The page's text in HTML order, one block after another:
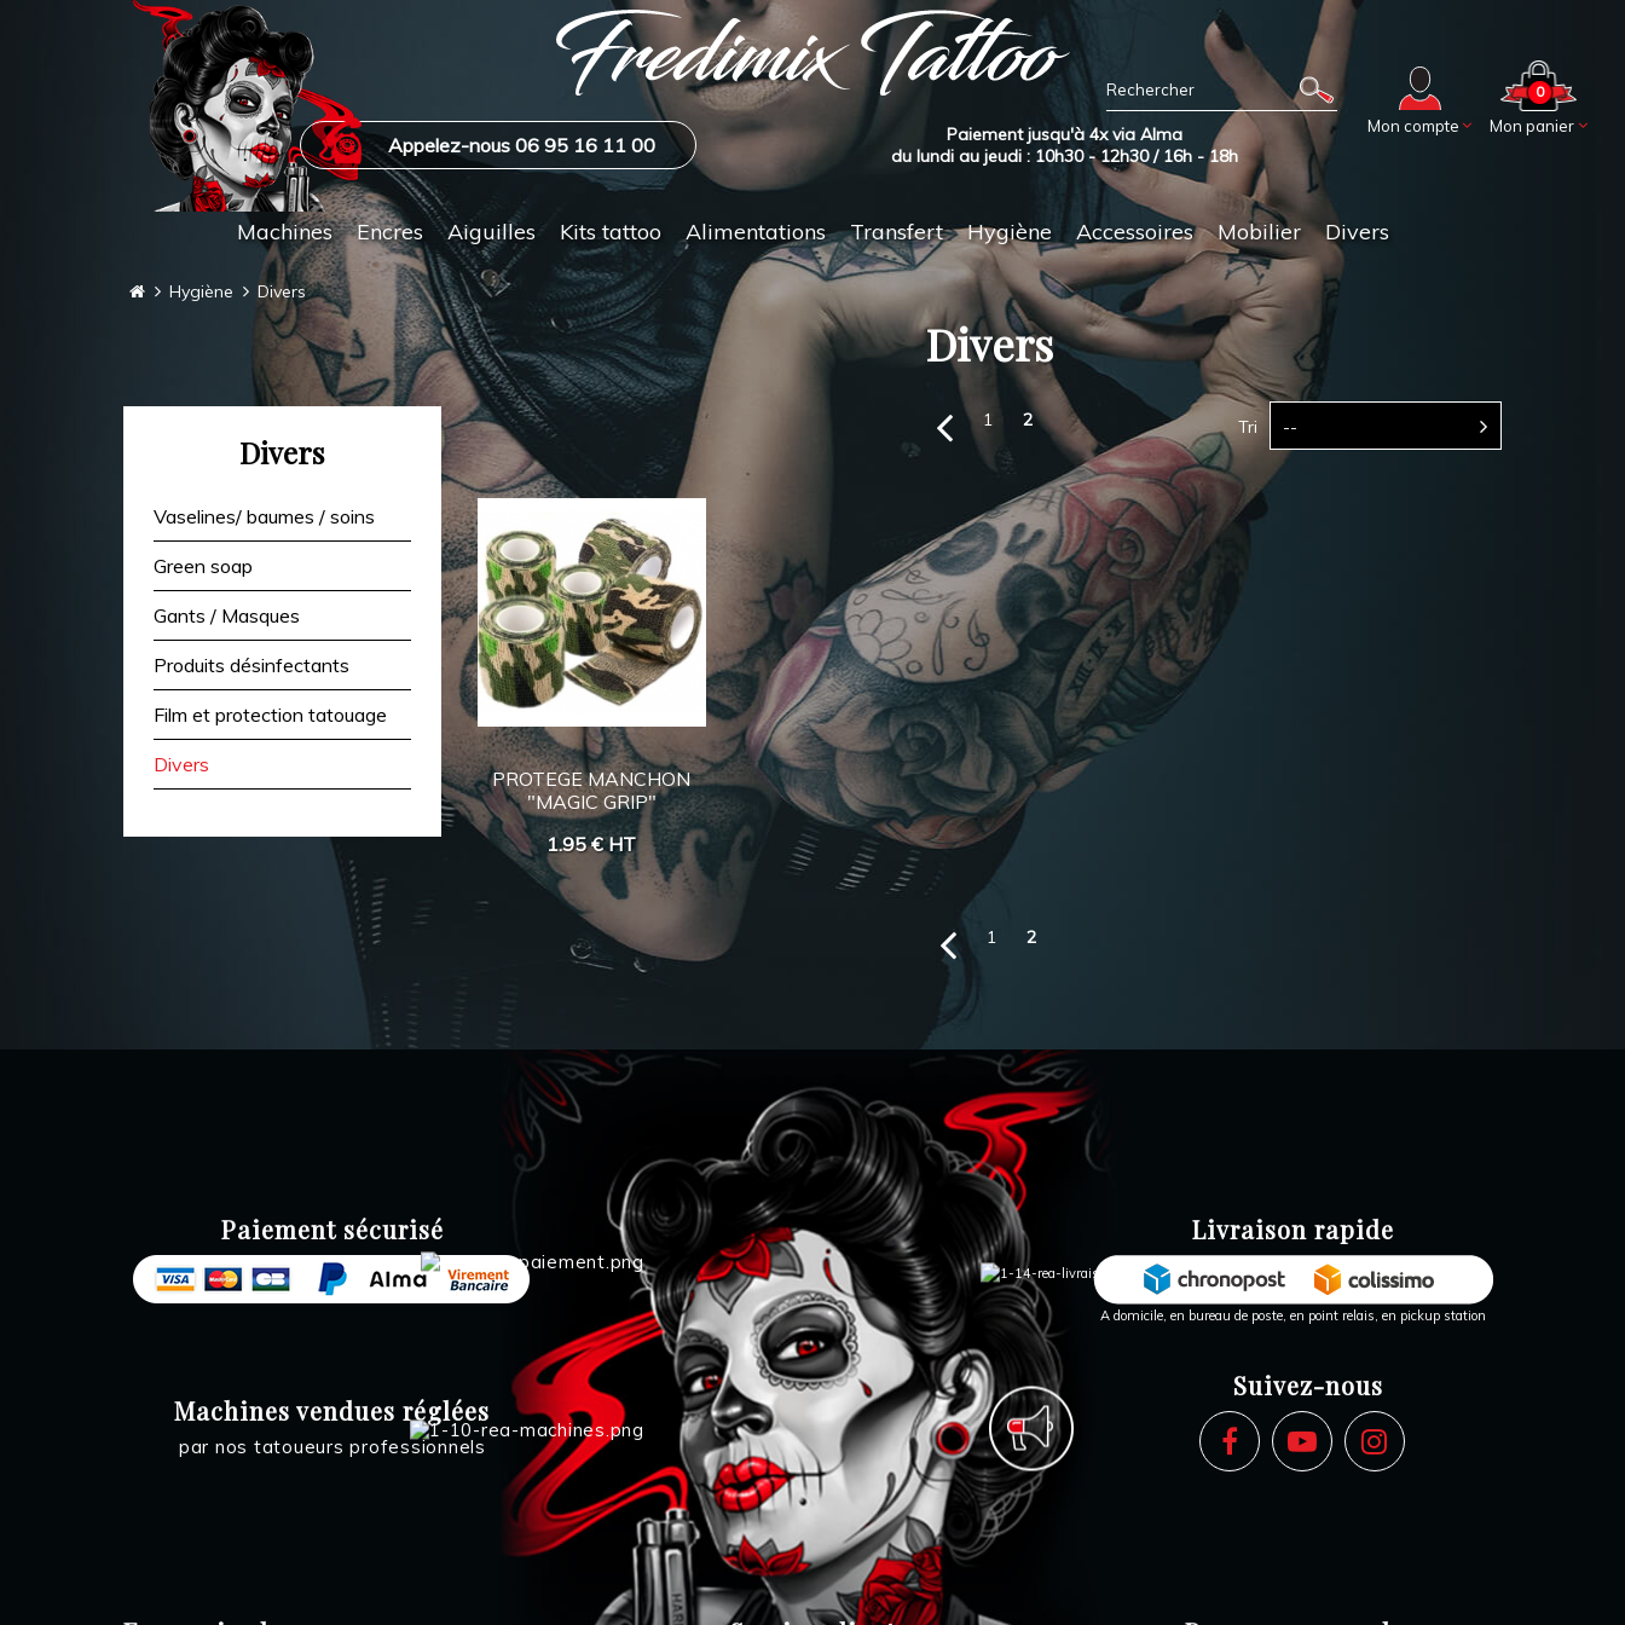
Mon panier
0
Mon compte
Appelez-nous 06 95 16 11 00
Paiement jusqu'à 4x via Alma
du lundi au jeudi : 10h30 - 12h30 / 16h - 18h
Machines Encres Aiguilles Kits tattoo Alimentations Transfert Hygiène Accessoires Mobilier Divers
Hygiène Divers
Divers
Vaselines/ baumes / soins
Green soap
Gants / Masques
Produits désinfectants
Film et protection tatouage
Divers
Divers
Tri --
1 2
PROTEGE MANCHON
"MAGIC GRIP"
1.95 €HT
1 2
Paiement sécurisé
Machines vendues réglées
par nos tatoueurs professionnels
Livraison rapide
A domicile, en bureau de poste, en point relais, en pickup station
Suivez-nous